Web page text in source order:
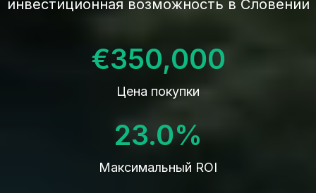
инвестиционная возможность в Словении
€350,000
Цена покупки
23.0%
Максимальный ROI